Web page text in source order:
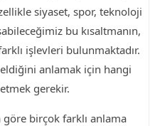
siyaset, spor, teknoloji
bu kısaltmanın,
işlevleri bulunmaktadır.
anlamak için hangi
gerekir.
göre birçok farklı anlama